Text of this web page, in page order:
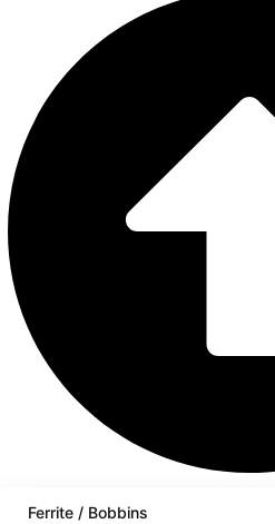
Ferrite / Bobbins